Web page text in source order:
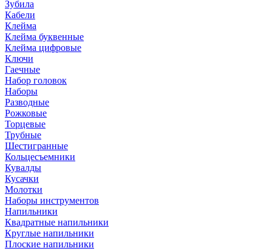
Зубила
Кабели
Клейма
Клейма буквенные
Клейма цифровые
Ключи
Гаечные
Набор головок
Наборы
Разводные
Рожковые
Торцевые
Трубные
Шестигранные
Кольцесъемники
Кувалды
Кусачки
Молотки
Наборы инструментов
Напильники
Квадратные напильники
Круглые напильники
Плоские напильники